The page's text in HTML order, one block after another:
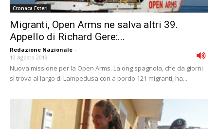
Cronaca Esteri
Migranti, Open Arms ne salva altri 39.
Appello di Richard Gere:...
Redazione Nazionale -
10 Agosto 2019
Nuova missione per la Open Arms. La ong spagnola, che da giorni
si trova al largo di Lampedusa con a bordo 121 migranti, ha...